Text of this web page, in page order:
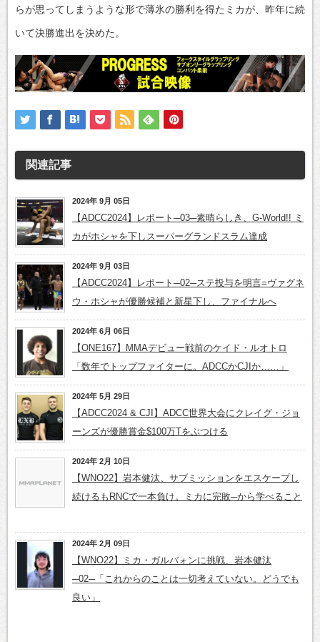
らが思ってしまうような形で薄氷の勝利を得たミカが、昨年に続
いて決勝進出を決めた。
関連記事
2024年 9月 05日
【ADCC2024】レポート─03─素晴らしき、G-World!! ミ
カがホシャを下しスーパーグランドスラム達成
2024年 9月 03日
【ADCC2024】レポート─02─ステ投与を明言=ヴァグネ
ウ・ホシャが優勝候補と新星下し、ファイナルへ
2024年 6月 06日
【ONE167】MMAデビュー戦前のケイド・ルオトロ
「数年でトップファイターに。ADCCかCJIか……」
2024年 5月 29日
【ADCC2024 & CJI】ADCC世界大会にクレイグ・ジョ
ーンズが優勝賞金$100万Tをぶつける
2024年 2月 10日
【WNO22】岩本健汰、サブミッションをエスケープし
続けるもRNCで一本負け。ミカに完敗─から学べること
2024年 2月 09日
【WNO22】ミカ・ガルバォンに挑戦、岩本健汰
─02─「これからのことは一切考えていない。どうでも
良い」